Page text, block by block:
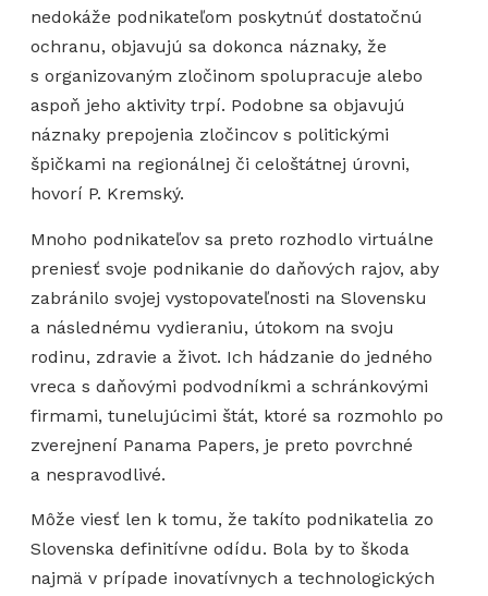
nedokáže podnikateľom poskytnúť dostatočnú
ochranu, objavujú sa dokonca náznaky, že
s organizovaným zločinom spolupracuje alebo
aspoň jeho aktivity trpí. Podobne sa objavujú
náznaky prepojenia zločincov s politickými
špičkami na regionálnej či celoštátnej úrovni,
hovorí P. Kremský.
Mnoho podnikateľov sa preto rozhodlo virtuálne
preniesť svoje podnikanie do daňových rajov, aby
zabránilo svojej vystopovateľnosti na Slovensku
a následnému vydieraniu, útokom na svoju
rodinu, zdravie a život. Ich hádzanie do jedného
vreca s daňovými podvodníkmi a schránkovými
firmami, tunelujúcimi štát, ktoré sa rozmohlo po
zverejnení Panama Papers, je preto povrchné
a nespravodlivé.
Môže viesť len k tomu, že takíto podnikatelia zo
Slovenska definitívne odídu. Bola by to škoda
najmä v prípade inovatívnych a technologických